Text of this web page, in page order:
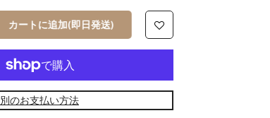
カートに追加(即日発送)
別のお支払い方法